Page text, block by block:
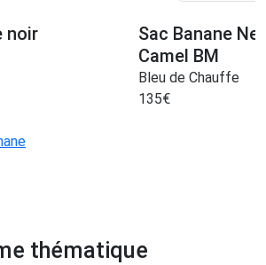
noir
Sac Banane
Camel BM
Bleu de Chauffe
135€
thématique